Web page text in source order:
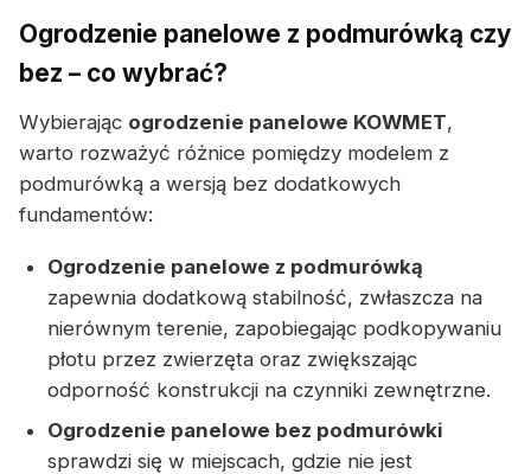
Ogrodzenie panelowe z podmurówką czy
bez – co wybrać?
Wybierając ogrodzenie panelowe KOWMET,
warto rozważyć różnice pomiędzy modelem z
podmurówką a wersją bez dodatkowych
fundamentów:
Ogrodzenie panelowe z podmurówką
zapewnia dodatkową stabilność, zwłaszcza na
nierównym terenie, zapobiegając podkopywaniu
płotu przez zwierzęta oraz zwiększając
odporność konstrukcji na czynniki zewnętrzne.
Ogrodzenie panelowe bez podmurówki
sprawdzi się w miejscach, gdzie nie jest